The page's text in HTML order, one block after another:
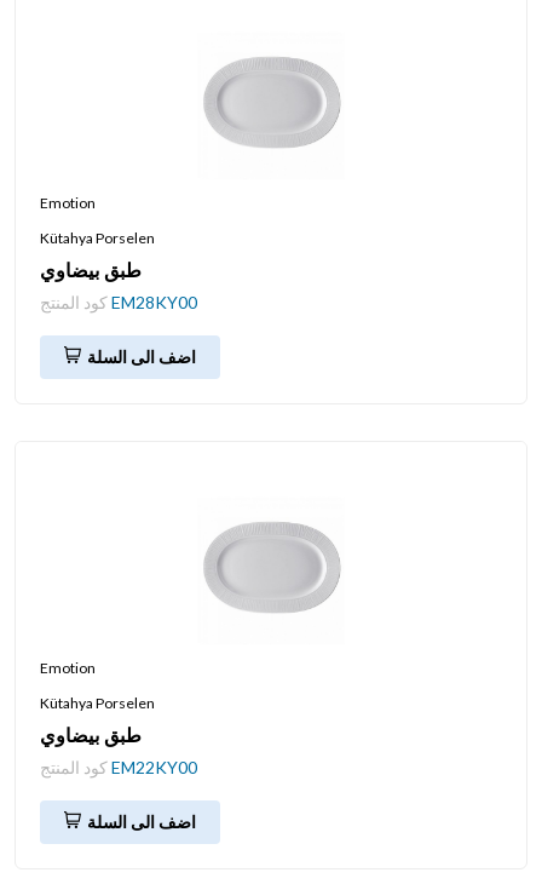
Emotion
Kütahya Porselen
طبق بيضاوي
EM28KY00
اضف الى السلة
Emotion
Kütahya Porselen
طبق بيضاوي
EM22KY00
اضف الى السلة